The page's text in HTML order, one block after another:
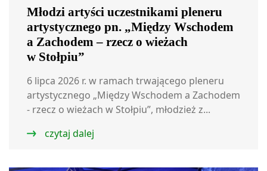
Młodzi artyści uczestnikami pleneru
artystycznego pn. „Między Wschodem
a Zachodem – rzecz o wieżach
w Stołpiu”
6 lipca 2026 r. w ramach trwającego pleneru
artystycznego „Między Wschodem a Zachodem
- rzecz o wieżach w Stołpiu”, młodzież z...
czytaj dalej